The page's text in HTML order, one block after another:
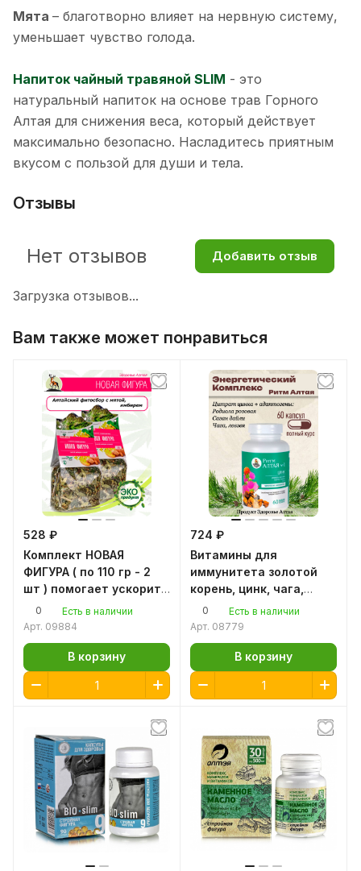
Мята – благотворно влияет на нервную систему,
уменьшает чувство голода.
Напиток чайный травяной SLIM - это
натуральный напиток на основе трав Горного
Алтая для снижения веса, который действует
максимально безопасно. Насладитесь приятным
вкусом с пользой для души и тела.
Отзывы
Загрузка отзывов...
Нет отзывов Добавить отзыв
Вам также может понравиться
528 ₽
Комплект НОВАЯ
ФИГУРА ( по 110 гр - 2
шт ) помогает ускорить
обмен веществ,
очистить организм от
0
Есть в наличии
Арт. 09884
В корзину
724 ₽
Витамины для
иммунитета золотой
корень, цинк, чага,
саган дайля Ритм
Алтая антиоксидант
0
Есть в наличии
Арт. 08779
В корзину